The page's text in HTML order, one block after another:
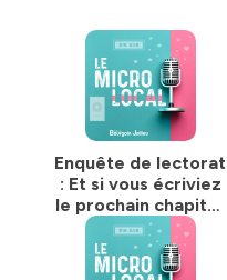
Enquête de lectorat
: Et si vous écriviez
le prochain chapitre
de Nouvelles ?